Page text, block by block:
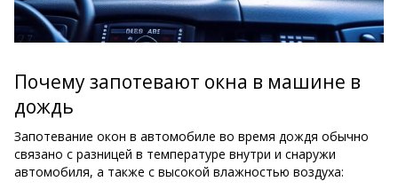
Почему запотевают окна в машине в
дождь
Запотевание окон в автомобиле во время дождя обычно
связано с разницей в температуре внутри и снаружи
автомобиля, а также с высокой влажностью воздуха: